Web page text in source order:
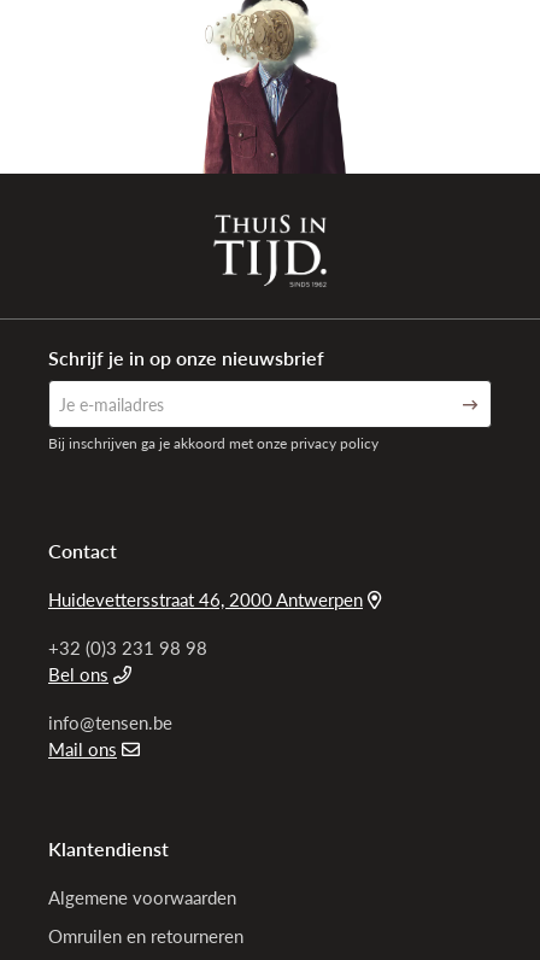
Contact
Huidevettersstraat 46, 2000 Antwerpen
+32 (0)3 231 98 98
Bel ons
info@tensen.be
Mail ons
Klantendienst
Algemene voorwaarden
Omruilen en retourneren
Schrijf je in op onze nieuwsbrief
Bij inschrijven ga je akkoord met onze privacy policy